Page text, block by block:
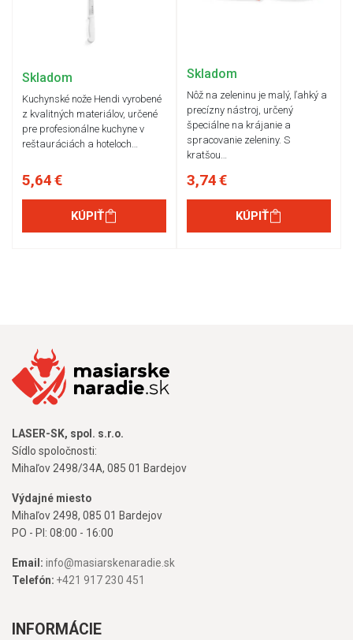
Skladom
Kuchynské nože Hendi vyrobené
z kvalitných materiálov, určené
pre profesionálne kuchyne v
reštauráciách a hoteloch…
5,64 €
KÚPIŤ
Skladom
Nôž na zeleninu je malý, ľahký a
precízny nástroj, určený
špeciálne na krájanie a
spracovanie zeleniny. S
kratšou…
3,74 €
KÚPIŤ
LASER-SK, spol. s.r.o.
Sídlo spoločnosti:
Mihaľov 2498/34A, 085 01 Bardejov
Výdajné miesto
Mihaľov 2498, 085 01 Bardejov
PO - PI: 08:00 - 16:00
Email: info@masiarskenaradie.sk
Telefón: +421 917 230 451
INFORMÁCIE